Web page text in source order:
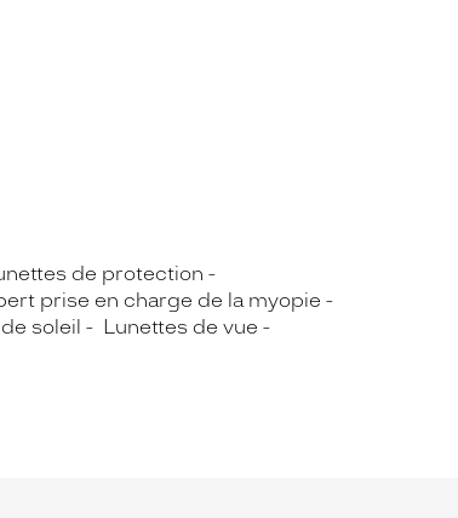
de protection
prise en charge de la myopie
soleil
Lunettes de vue